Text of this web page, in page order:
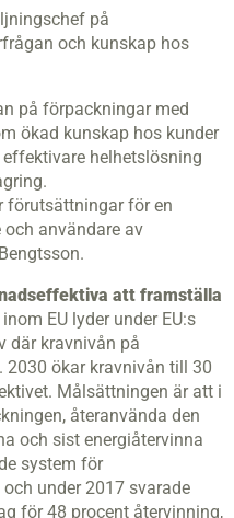
på
och kunskap hos
på förpackningar med
ökad kunskap hos kunder
helhetslösning
förutsättningar för en
användare av
att framställa
EU lyder under EU:s
där kravnivån på
2030 ökar kravnivån till 30
Målsättningen är att i
återanvända den
och sist energiåtervinna
system för
under 2017 svarade
för 48 procent återvinning,